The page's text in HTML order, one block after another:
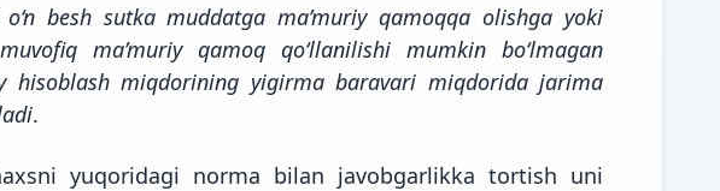
o‘n besh sutka muddatga ma’muriy qamoqqa olishga yoki
ma’muriy qamoq qo‘llanilishi mumkin bo‘lmagan
hisoblash miqdorining yigirma baravari miqdorida jarima
.
yuqoridagi norma bilan javobgarlikka tortish uni